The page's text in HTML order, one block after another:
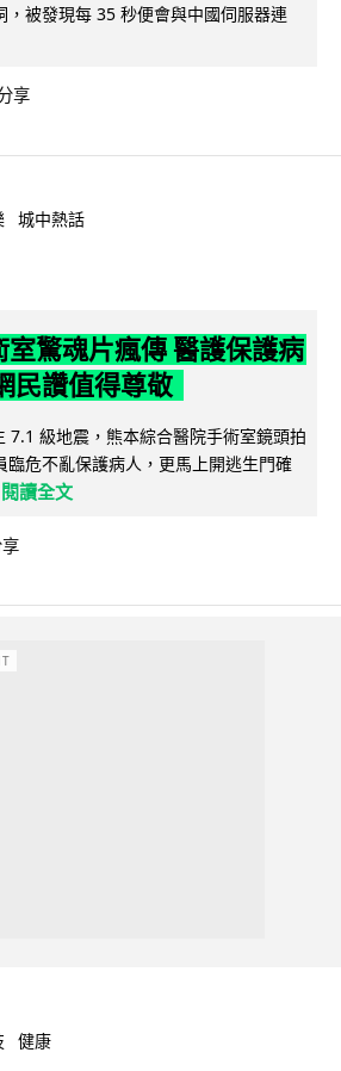
，被發現每 35 秒便會與中國伺服器連
享
城中熱話
室驚魂片瘋傳 醫護保護病
民讚值得尊敬
7.1 級地震，熊本綜合醫院手術室鏡頭拍
臨危不亂保護病人，更馬上開逃生門確
閱讀全文
健康